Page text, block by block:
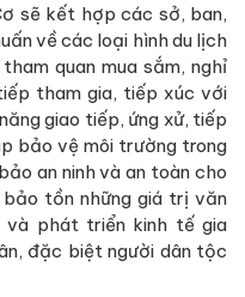
sẽ kết hợp các sở, ban,
về các loại hình du lịch
quan mua sắm, nghỉ
tham gia, tiếp xúc với
giao tiếp, ứng xử, tiếp
bảo vệ môi trường trong
an ninh và an toàn cho
tồn những giá trị văn
phát triển kinh tế gia
đặc biệt người dân tộc